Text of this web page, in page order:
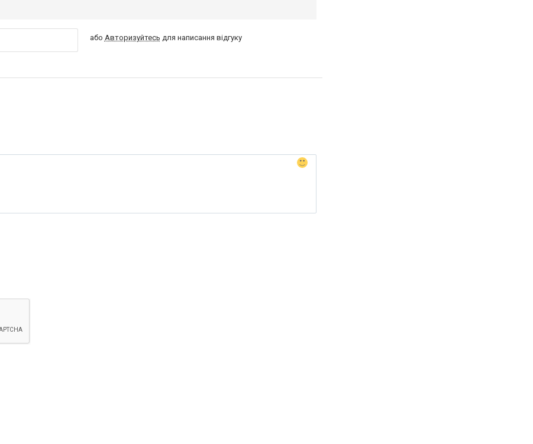
або Авторизуйтесь для написання відгуку